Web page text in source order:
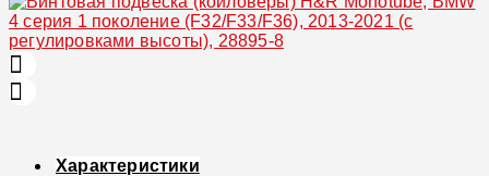
Характеристики